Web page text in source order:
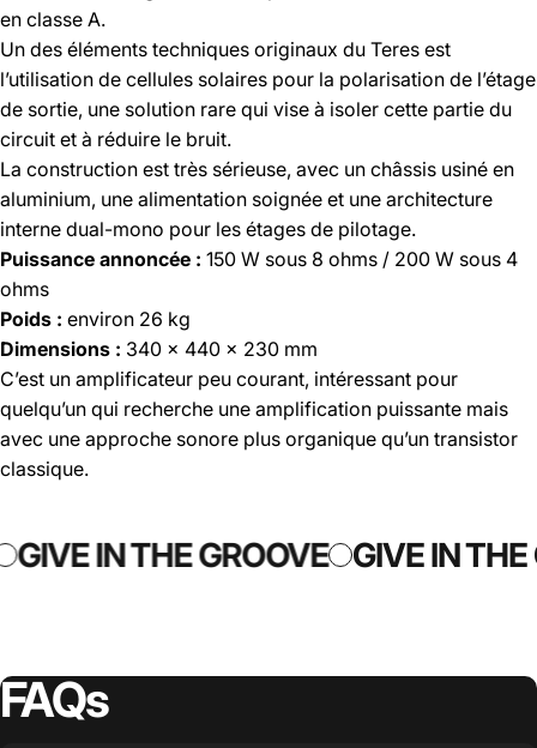
en classe A.
Un des éléments techniques originaux du Teres est
l’utilisation de cellules solaires pour la polarisation de l’étage
de sortie, une solution rare qui vise à isoler cette partie du
circuit et à réduire le bruit.
La construction est très sérieuse, avec un châssis usiné en
aluminium, une alimentation soignée et une architecture
interne dual-mono pour les étages de pilotage.
Puissance annoncée : 150 W sous 8 ohms / 200 W sous 4
ohms
Poids : environ 26 kg
Dimensions : 340 × 440 × 230 mm
C’est un amplificateur peu courant, intéressant pour
quelqu’un qui recherche une amplification puissante mais
avec une approche sonore plus organique qu’un transistor
classique.
GIVE IN THE GROOVE GIVE IN THE
FAQs